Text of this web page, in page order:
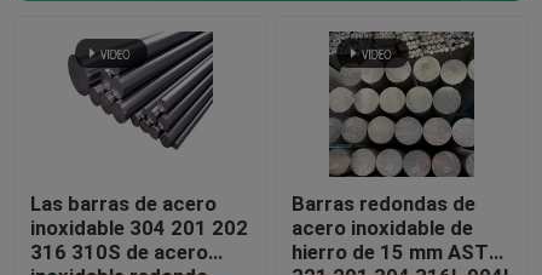
Las barras de acero
inoxidable 304 201 202
316 310S de acero
Barras redondas de
acero inoxidable de
hierro de 15 mm ASTM